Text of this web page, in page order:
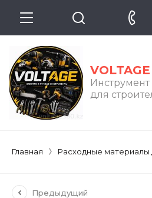
VOLTAGE
для
Главная Расходные материалы
Предыдущий